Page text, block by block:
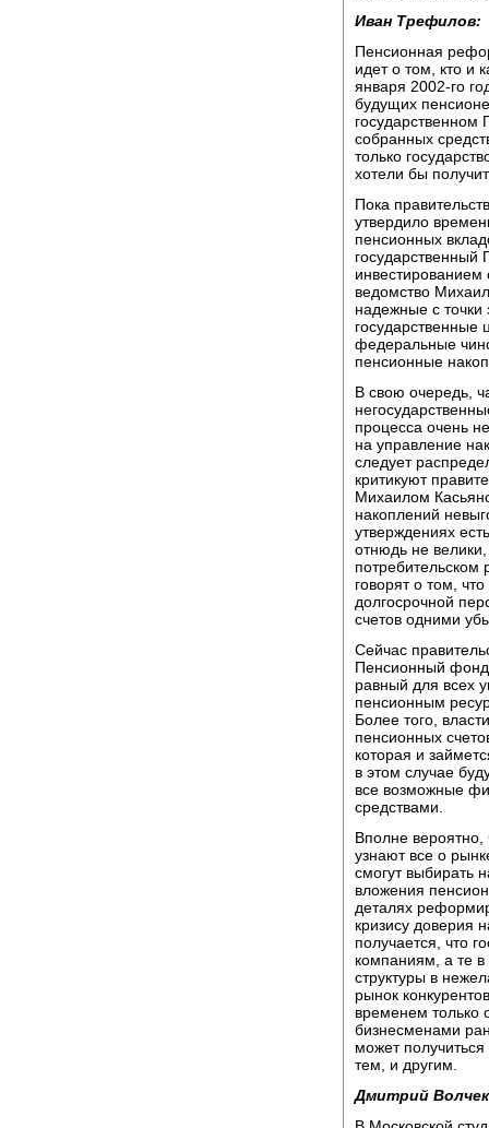
Иван Трефилов:
Пенсионная
идет о том, кто и
января 2002-го
будущих
собранных
только
хотели бы
Пока
утвердило
пенсионных
инвестированием
ведомство
надежные с точки
государственные
федеральные
пенсионные
В свою очередь,
процесса очень
на управление
следует
критикуют
Михаилом
накоплений
утверждениях
отнюдь не
говорят о том,
долгосрочной
счетов одними
Сейчас
Пенсионный фонд
равный для всех
пенсионным
Более того,
пенсионных
которая и
в этом случае
все возможные
средствами.
Вполне вероятно,
узнают все о
смогут выбирать
вложения
деталях
кризису доверия
получается, что
компаниям, а те
структуры в
рынок
временем только
бизнесменами
может получиться
тем, и другим.
Дмитрий